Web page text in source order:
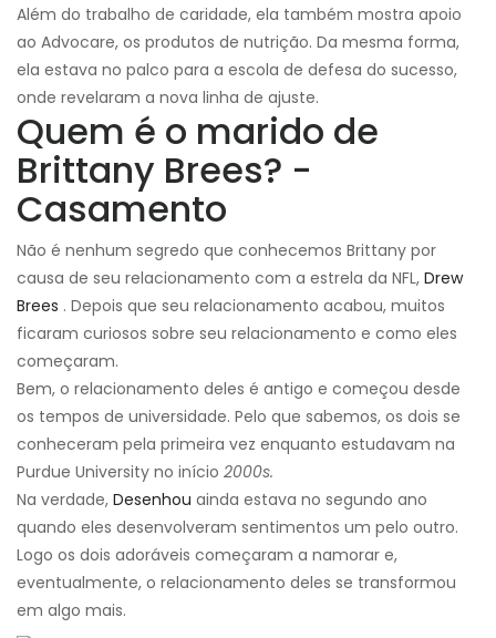
Além do trabalho de caridade, ela também mostra apoio
ao Advocare, os produtos de nutrição. Da mesma forma,
ela estava no palco para a escola de defesa do sucesso,
onde revelaram a nova linha de ajuste.
Quem é o marido de
Brittany Brees? -
Casamento
Não é nenhum segredo que conhecemos Brittany por
causa de seu relacionamento com a estrela da NFL, Drew
Brees . Depois que seu relacionamento acabou, muitos
ficaram curiosos sobre seu relacionamento e como eles
começaram.
Bem, o relacionamento deles é antigo e começou desde
os tempos de universidade. Pelo que sabemos, os dois se
conheceram pela primeira vez enquanto estudavam na
Purdue University no início 2000s.
Na verdade, Desenhou ainda estava no segundo ano
quando eles desenvolveram sentimentos um pelo outro.
Logo os dois adoráveis ​​começaram a namorar e,
eventualmente, o relacionamento deles se transformou
em algo mais.